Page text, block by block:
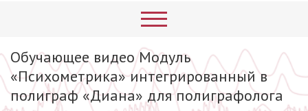
Обучающее видео Модуль
«Психометрика» интегрированный в
полиграф «Диана» для полиграфолога